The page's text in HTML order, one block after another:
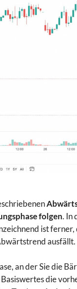
folgen. In
ist
ausfällt.
an der Sie die
die